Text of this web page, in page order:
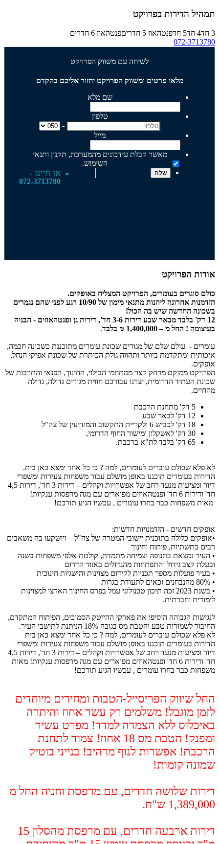
תמהיל הדירות בפרויקט
3 חד 4 חד 5 חד פנטהאוז 5 חדרים
פנטהאוז 6 חדרים
072-3713780
לשיחה עם משווק הפרויקט
מלאו פרטים ומשווק הפרויקט יחזור אליכם בהקדם
שם מלא
טלפון
-
מייל
מאשר קבלת עידכונים מהמערכת, תקנון ותנאי
השימוש.
או חייגו -
072-3713780
אודות הפרויקט
כולם סוגרים בעומרים, הפרויקט המצליח באופקים.
הזדמנות אחרונה ליהנות מתנאי מימון של 10/90 רגע לפני שהם נגמרים
בשכונה החדשה שיש בה הכול!
12 דק' בלבד מבאר שבע דירות 3-6 חד', דירות גן ופנטהאוזים - הבניה
בעיצומה ! החל מ – 1,400,000 ₪ בלבד .
עומרים - עולם שלם של מגורים שכונת עומרים מתוכננת כשכונה חכמה,
איכותית ומתקדמת ביותר ותהווה גולת הכותרת של שכונת אפיקי הנחל,
אופקים.
הפרויקט ממוקם מרחק קצר ממתחמי הבילוי, החינוך, הפנאי והתרבות של
שכונת העתיד הדרומית, יצרנו עבורכם חווית מגורים גדולה, גדולה
מהחיים.
5 דק' מתחנת הרכבת
12 דק' לבאר שבע
18 דק' לכביש 6 ולקריית התקשוב והמודיעין של צה"ל
30 דק' לאשקלון ומישור החוף הדרומי,
65 דק' בלבד לת"א ברכבת.
לא פלא שכולם עוברים לעומרים, למה ? כי כל אחד ימצא כאן בית.
הדירות בעומרים תוכננו באופן מושלם עבור משפחות צעירות ומשפרי
דיור ומציעות מנעד רחב של אפשרויות וקהלים – דירות 3 חד', דירות 4,5
חד' ודירות 6 חד' ופנטהאוזים מפוארים עם מגה מרפסות ענקיות!
מאות משפחות כבר בחרו עומרים , עכשיו הגיע תורכם!
אופקים חדשים - הזדמנויות חדשות:
•אופקים כלולה בתוכנית יישובי המטרה של צה"ל – ויושקעו בה משאבים
רבים בתשתיות, פיתוח וחינוך
• העיר נמצאת בתנופה וצמיחה מתמדת, קולטת אלפי משפחות בשנה
ובעלת קצב גידול והתפתחות מהגדולים באזור הדרום
• בעיר פועלות מספר תכניות לקידום מצוינות והישגיות חינוכית
• 80% מהנבחנים זכאים לתעודת בגרות
• בשנת 2023 זכה תיכון טכנולוגי עמל בפרס החינוך הארצי למצוינות
לימודית וחברתית.
לנגישות הגבוהה הוסיפו את פארקי ההייטק הסמוכים, הפיתוח המתקדם,
החיבור לשמורות טבע והטבת מס בגובה 18% הניתנת לתושבי העיר.
לא פלא שכולם עוברים לעומרים, למה ? כי כל אחד ימצא כאן בית
הדירות בעומרים תוכננו באופן מושלם עבור משפחות צעירות ומשפרי
דיור ומציעות מנעד רחב של אפשרויות וקהלים – דירות 3 חד', דירות 4,5
חד' ודירות 6 חד' ופנטהאוזים מפוארים עם מגה מרפסות ענקיות! מאות
משפחות כבר בחרו עומרים , עכשיו הגיע תורכם!
החל שיווק הפריסייל-הטבות ומחירים מיוחדים
לזמן מוגבל! משלמים רק עשר אחוז והיתרה
באיכלוס ללא הצמדה למדד! מפרט עשיר
ומפנק! הטבת מס 18 אחוז! צמוד לתחנת
הרכבת! אפשרות לנוף מרהיב! בנייני בוטיק
שמונה קומות!
דירות שלושה חדרים, עם מרפסת וחניה החל מ
1,389,000 ש"ח.
דירות ארבעה חדרים, עם מרפסת מהסלון 15